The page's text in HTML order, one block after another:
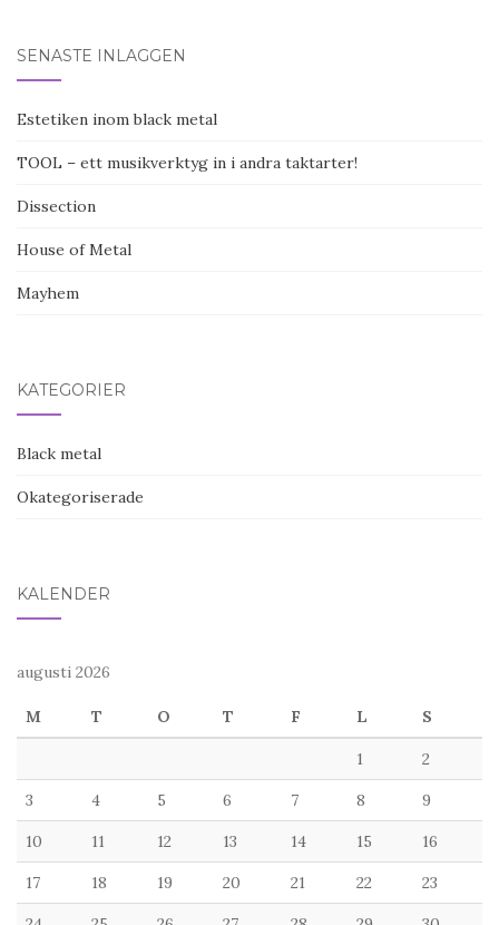
SENASTE INLÄGGEN
Estetiken inom black metal
TOOL – ett musikverktyg in i andra taktarter!
Dissection
House of Metal
Mayhem
KATEGORIER
Black metal
Okategoriserade
KALENDER
augusti 2026
M T O T F L S
1 2
3 4 5 6 7 8 9
10 11 12 13 14 15 16
17 18 19 20 21 22 23